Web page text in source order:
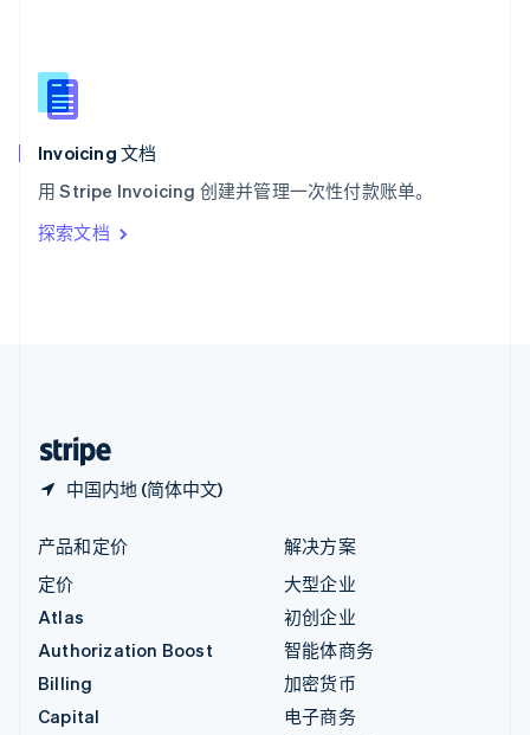
Invoicing 文档
用 Stripe Invoicing 创建并管理一次性付款账单。
探索文档
中国内地 (简体中文)
新西兰
English
匈牙利
English
意大利
ItalianoEnglish
印度
English
产品和定价
定价
Atlas
Authorization Boost
Billing
Capital
解决方案
大型企业
初创企业
智能体商务
加密货币
电子商务